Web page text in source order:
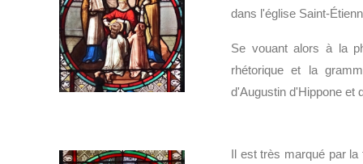
dans l'église Saint-
Se vouant alors à la
rhétorique et la
d'Augustin d'Hippone et
Il est très marqué par